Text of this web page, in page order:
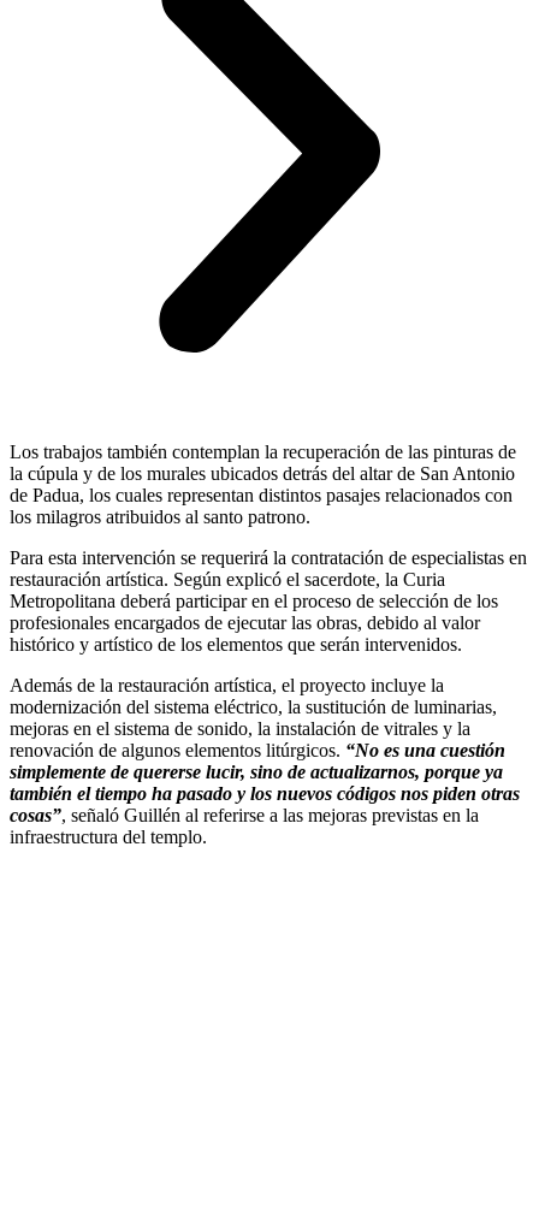
Los trabajos también contemplan la recuperación de las pinturas de
la cúpula y de los murales ubicados detrás del altar de San Antonio
de Padua, los cuales representan distintos pasajes relacionados con
los milagros atribuidos al santo patrono.
Para esta intervención se requerirá la contratación de especialistas en
restauración artística. Según explicó el sacerdote, la Curia
Metropolitana deberá participar en el proceso de selección de los
profesionales encargados de ejecutar las obras, debido al valor
histórico y artístico de los elementos que serán intervenidos.
Además de la restauración artística, el proyecto incluye la
modernización del sistema eléctrico, la sustitución de luminarias,
mejoras en el sistema de sonido, la instalación de vitrales y la
renovación de algunos elementos litúrgicos. “No es una cuestión
simplemente de quererse lucir, sino de actualizarnos, porque ya
también el tiempo ha pasado y los nuevos códigos nos piden otras
cosas”, señaló Guillén al referirse a las mejoras previstas en la
infraestructura del templo.